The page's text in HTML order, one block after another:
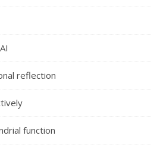
reflection
function